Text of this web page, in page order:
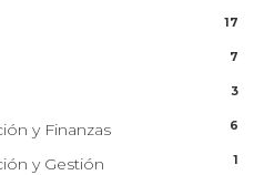
17
7
3
y Finanzas 6
y Gestión 1